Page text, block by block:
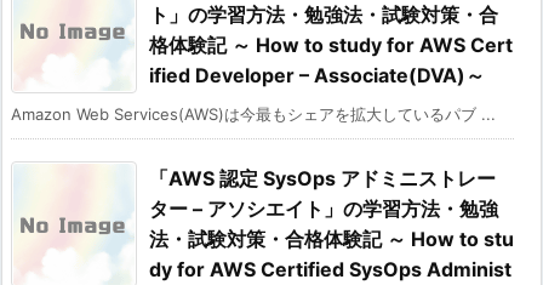
ト」の学習方法・勉強法・試験対策・合
格体験記 ～ How to study for AWS Cert
ified Developer – Associate(DVA)～
Amazon Web Services(AWS)は今最もシェアを拡大しているパブ ...
「AWS 認定 SysOps アドミニストレー
ター – アソシエイト」の学習方法・勉強
法・試験対策・合格体験記 ～ How to stu
dy for AWS Certified SysOps Administ